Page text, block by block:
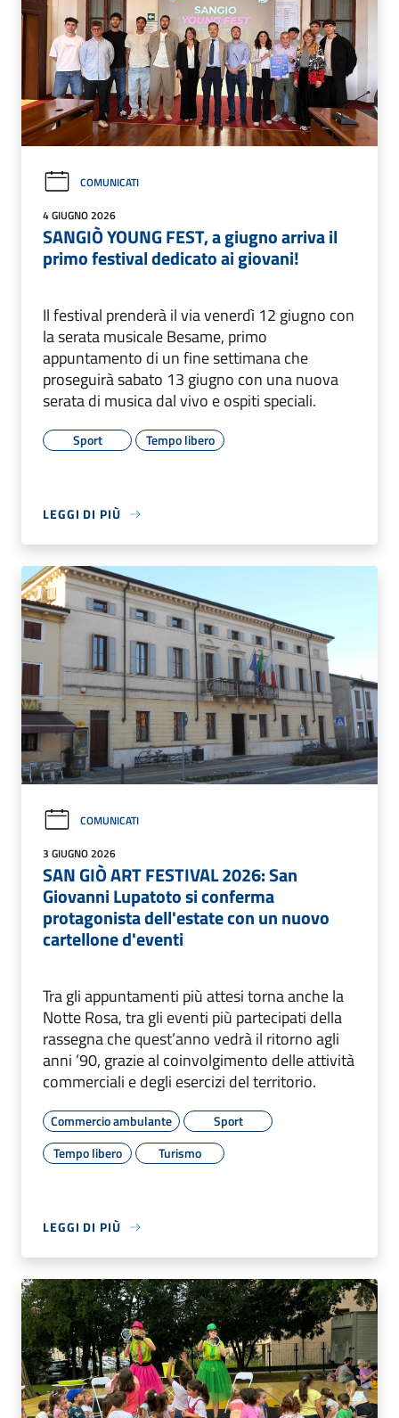
COMUNICATI
4 GIUGNO 2026
SANGIÒ YOUNG FEST, a giugno arriva il
primo festival dedicato ai giovani!
Il festival prenderà il via venerdì 12 giugno con
la serata musicale Besame, primo
appuntamento di un fine settimana che
proseguirà sabato 13 giugno con una nuova
serata di musica dal vivo e ospiti speciali.
Sport Tempo libero
LEGGI DI PIÙ
COMUNICATI
3 GIUGNO 2026
SAN GIÒ ART FESTIVAL 2026: San
Giovanni Lupatoto si conferma
protagonista dell'estate con un nuovo
cartellone d'eventi
Tra gli appuntamenti più attesi torna anche la
Notte Rosa, tra gli eventi più partecipati della
rassegna che quest’anno vedrà il ritorno agli
anni ’90, grazie al coinvolgimento delle attività
commerciali e degli esercizi del territorio.
Commercio ambulante
Sport
Tempo libero
Turismo
LEGGI DI PIÙ